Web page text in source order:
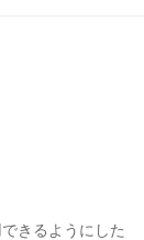
きるようにした